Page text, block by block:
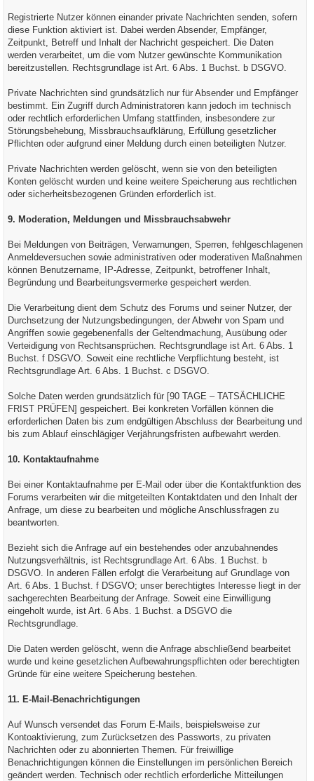
Registrierte Nutzer können einander private Nachrichten senden, sofern
diese Funktion aktiviert ist. Dabei werden Absender, Empfänger,
Zeitpunkt, Betreff und Inhalt der Nachricht gespeichert. Die Daten
werden verarbeitet, um die vom Nutzer gewünschte Kommunikation
bereitzustellen. Rechtsgrundlage ist Art. 6 Abs. 1 Buchst. b DSGVO.
Private Nachrichten sind grundsätzlich nur für Absender und Empfänger
bestimmt. Ein Zugriff durch Administratoren kann jedoch im technisch
oder rechtlich erforderlichen Umfang stattfinden, insbesondere zur
Störungsbehebung, Missbrauchsaufklärung, Erfüllung gesetzlicher
Pflichten oder aufgrund einer Meldung durch einen beteiligten Nutzer.
Private Nachrichten werden gelöscht, wenn sie von den beteiligten
Konten gelöscht wurden und keine weitere Speicherung aus rechtlichen
oder sicherheitsbezogenen Gründen erforderlich ist.
9. Moderation, Meldungen und Missbrauchsabwehr
Bei Meldungen von Beiträgen, Verwarnungen, Sperren, fehlgeschlagenen
Anmeldeversuchen sowie administrativen oder moderativen Maßnahmen
können Benutzername, IP-Adresse, Zeitpunkt, betroffener Inhalt,
Begründung und Bearbeitungsvermerke gespeichert werden.
Die Verarbeitung dient dem Schutz des Forums und seiner Nutzer, der
Durchsetzung der Nutzungsbedingungen, der Abwehr von Spam und
Angriffen sowie gegebenenfalls der Geltendmachung, Ausübung oder
Verteidigung von Rechtsansprüchen. Rechtsgrundlage ist Art. 6 Abs. 1
Buchst. f DSGVO. Soweit eine rechtliche Verpflichtung besteht, ist
Rechtsgrundlage Art. 6 Abs. 1 Buchst. c DSGVO.
Solche Daten werden grundsätzlich für [90 TAGE – TATSÄCHLICHE
FRIST PRÜFEN] gespeichert. Bei konkreten Vorfällen können die
erforderlichen Daten bis zum endgültigen Abschluss der Bearbeitung und
bis zum Ablauf einschlägiger Verjährungsfristen aufbewahrt werden.
10. Kontaktaufnahme
Bei einer Kontaktaufnahme per E-Mail oder über die Kontaktfunktion des
Forums verarbeiten wir die mitgeteilten Kontaktdaten und den Inhalt der
Anfrage, um diese zu bearbeiten und mögliche Anschlussfragen zu
beantworten.
Bezieht sich die Anfrage auf ein bestehendes oder anzubahnendes
Nutzungsverhältnis, ist Rechtsgrundlage Art. 6 Abs. 1 Buchst. b
DSGVO. In anderen Fällen erfolgt die Verarbeitung auf Grundlage von
Art. 6 Abs. 1 Buchst. f DSGVO; unser berechtigtes Interesse liegt in der
sachgerechten Bearbeitung der Anfrage. Soweit eine Einwilligung
eingeholt wurde, ist Art. 6 Abs. 1 Buchst. a DSGVO die
Rechtsgrundlage.
Die Daten werden gelöscht, wenn die Anfrage abschließend bearbeitet
wurde und keine gesetzlichen Aufbewahrungspflichten oder berechtigten
Gründe für eine weitere Speicherung bestehen.
11. E-Mail-Benachrichtigungen
Auf Wunsch versendet das Forum E-Mails, beispielsweise zur
Kontoaktivierung, zum Zurücksetzen des Passworts, zu privaten
Nachrichten oder zu abonnierten Themen. Für freiwillige
Benachrichtigungen können die Einstellungen im persönlichen Bereich
geändert werden. Technisch oder rechtlich erforderliche Mitteilungen